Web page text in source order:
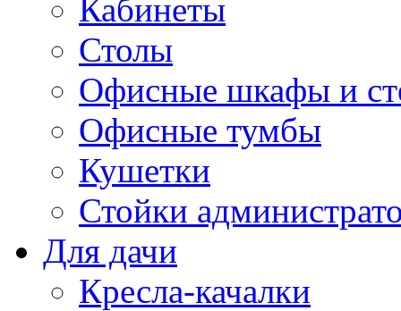
Кабинеты
Столы
Офисные шкафы и
Офисные тумбы
Кушетки
Стойки
Для дачи
Кресла-качалки